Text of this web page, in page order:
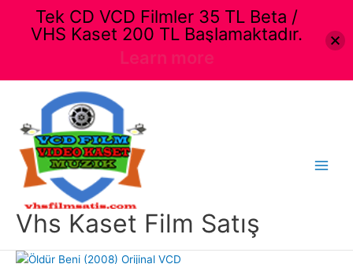
Vhs Kaset Film Satış
Tek CD VCD Filmler 35 TL Beta /
VHS Kaset 200 TL Başlamaktadır.
Learn more